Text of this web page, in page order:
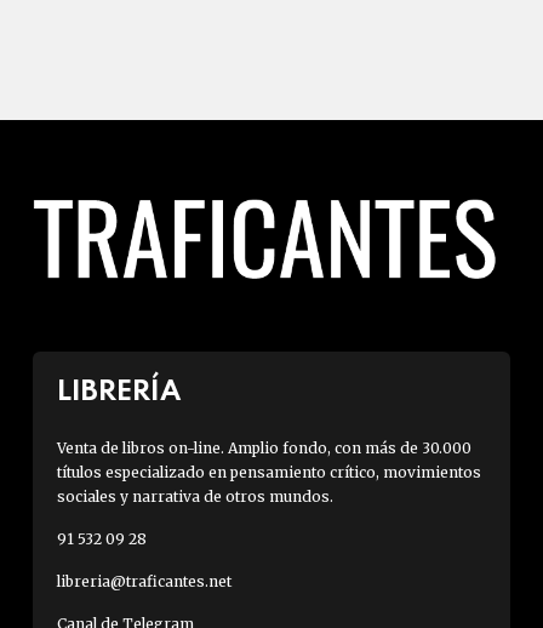
LIBRERÍA
Venta de libros on-line. Amplio fondo, con más de 30.000
títulos especializado en pensamiento crítico, movimientos
sociales y narrativa de otros mundos.
91 532 09 28
libreria@traficantes.net
Canal de Telegram